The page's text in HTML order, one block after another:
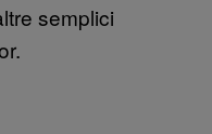
semplici